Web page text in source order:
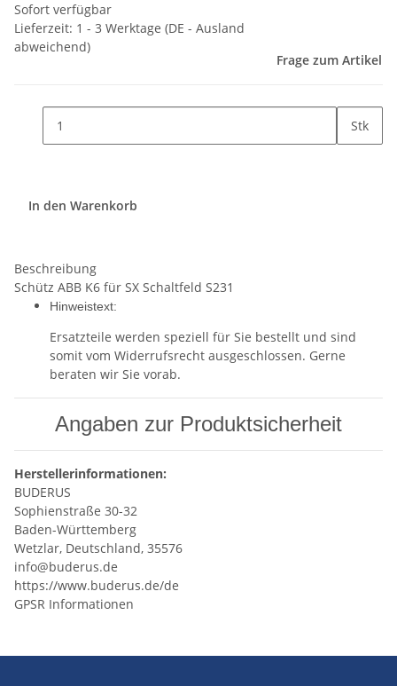
Sofort verfügbar
Lieferzeit: 1 - 3 Werktage (DE - Ausland
abweichend)
Frage zum Artikel
Stk
In den Warenkorb
Beschreibung
Schütz ABB K6 für SX Schaltfeld S231
Hinweistext:
Ersatzteile werden speziell für Sie bestellt und sind
somit vom Widerrufsrecht ausgeschlossen. Gerne
beraten wir Sie vorab.
Angaben zur Produktsicherheit
Herstellerinformationen:
BUDERUS
Sophienstraße 30-32
Baden-Württemberg
Wetzlar, Deutschland, 35576
info@buderus.de
https://www.buderus.de/de
GPSR Informationen